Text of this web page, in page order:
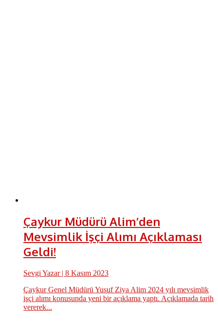
Çaykur Müdürü Alim’den
Mevsimlik İşçi Alımı Açıklaması
Geldi!
Sevgi Yazar| 8 Kasım 2023
Çaykur Genel Müdürü Yusuf Ziya Alim 2024 yılı mevsimlik
işçi alımı konusunda yeni bir açıklama yaptı. Açıklamada tarih
vererek...